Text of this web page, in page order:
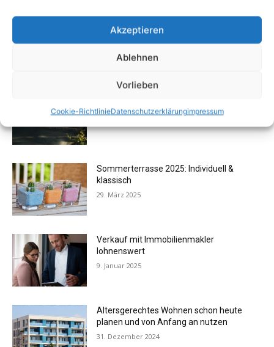
Akzeptieren
Ablehnen
Vorlieben
Cookie-RichtlinieDatenschutzerklärungimpressum
Flexibilität im Alltag: Moderne
7. Juli 2026
31. Mai 2025
Sommerterrasse 2025: Individuell &
klassisch
29. März 2025
Verkauf mit Immobilienmakler
lohnenswert
9. Januar 2025
Altersgerechtes Wohnen schon heute
planen und von Anfang an nutzen
31. Dezember 2024